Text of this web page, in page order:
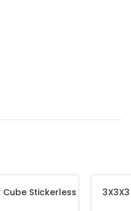
Cube Stickerless